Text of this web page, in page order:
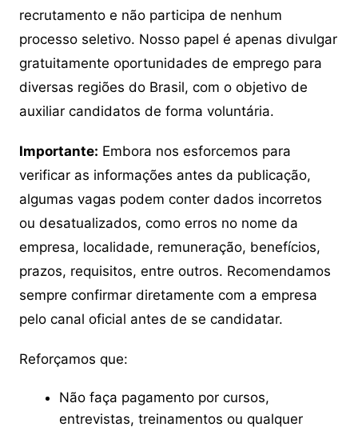
recrutamento e não participa de nenhum
processo seletivo. Nosso papel é apenas divulgar
gratuitamente oportunidades de emprego para
diversas regiões do Brasil, com o objetivo de
auxiliar candidatos de forma voluntária.
Importante: Embora nos esforcemos para
verificar as informações antes da publicação,
algumas vagas podem conter dados incorretos
ou desatualizados, como erros no nome da
empresa, localidade, remuneração, benefícios,
prazos, requisitos, entre outros. Recomendamos
sempre confirmar diretamente com a empresa
pelo canal oficial antes de se candidatar.
Reforçamos que:
Não faça pagamento por cursos,
entrevistas, treinamentos ou qualquer